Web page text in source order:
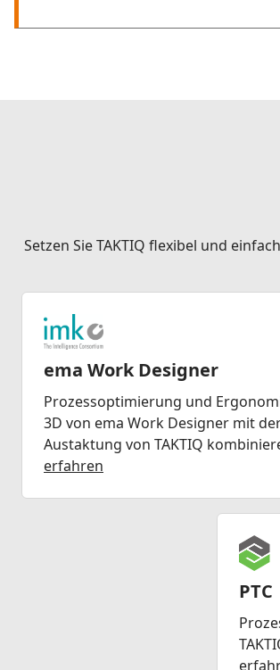
Setzen Sie TAKTIQ flexibel und
ema Work Designer
Prozessoptimierung und
3D von ema Work Designer mit
Austaktung von TAKTIQ
erfahren
PTC